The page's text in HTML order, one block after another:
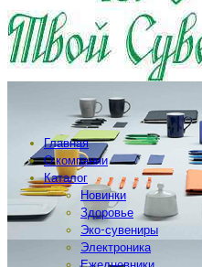
Главная
О компании
Каталог
Новинки
Здоровье
Эко-сувениры
Электроника